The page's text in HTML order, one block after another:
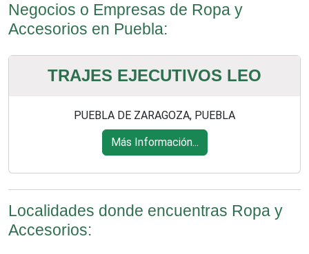
Negocios o Empresas de Ropa y
Accesorios en Puebla:
TRAJES EJECUTIVOS LEO
PUEBLA DE ZARAGOZA, PUEBLA
Más Información...
Localidades donde encuentras Ropa y
Accesorios: